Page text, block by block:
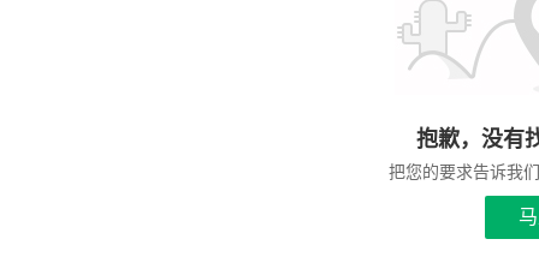
抱歉，没有
把您的要求告诉我